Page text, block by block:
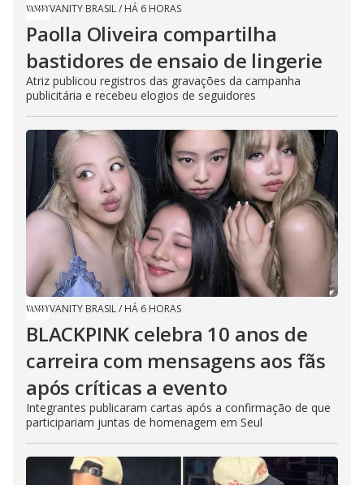
VANITY BRASIL/ HÁ 6 HORAS
Paolla Oliveira compartilha
bastidores de ensaio de lingerie
Atriz publicou registros das gravações da campanha
publicitária e recebeu elogios de seguidores
VANITY BRASIL/ HÁ 6 HORAS
BLACKPINK celebra 10 anos de
carreira com mensagens aos fãs
após críticas a evento
Integrantes publicaram cartas após a confirmação de que
participariam juntas de homenagem em Seul